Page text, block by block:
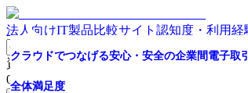
法人向けIT製品比較サイト 認知度・利用経
資料請求リスト
0 件
受発注業務をデジタル化・ペーパーレス化なら
全体満足度
電子帳票配布WEB-EDI
全体満足度
[大～中堅企業向け]ビジネスの変化に対応する
調達ソリューション
全体満足度
【14,000サイト以上への接続実績】高品質＆高
全体満足度
月額3万円から利用できるクラウド型EDIサービ
全体満足度
電子帳簿保存法対応サービス
全体満足度
クラウドでつなげる安心・安全の企業間電子取
全体満足度